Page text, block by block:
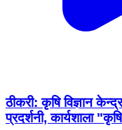
ठीकरी: कृषि विज्ञान
प्रदर्शनी, कार्यशाला